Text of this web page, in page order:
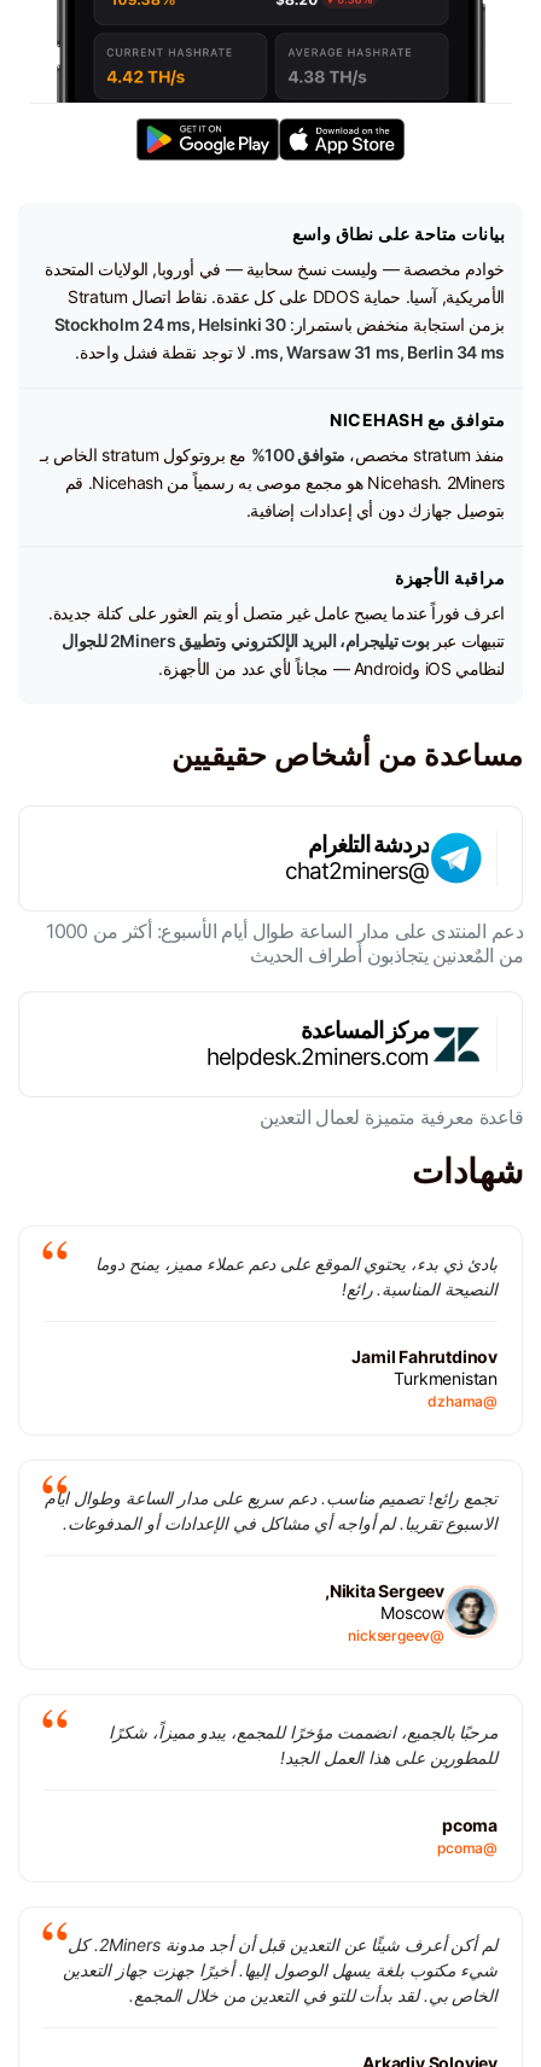
بيانات متاحة على نطاق واسع
خوادم مخصصة — وليست نسخ سحابية — في أوروبا, الولايات المتحدة
الأمريكية, آسيا. حماية DDOS على كل عقدة. نقاط اتصال Stratum
بزمن استجابة منخفض باستمرار:Stockholm 24 ms, Helsinki 30
ms, Warsaw 31 ms, Berlin 34 ms. لا توجد نقطة فشل واحدة.
متوافق مع NICEHASH
منفذ stratum مخصص،
متوافق 100%
مع بروتوكول stratum الخاص بـ
Nicehash. 2Miners هو مجمع موصى به رسمياً من Nicehash. قم
بتوصيل جهازك دون أي إعدادات إضافية.
مراقبة الأجهزة
اعرف فوراً عندما يصبح عامل غير متصل أو يتم العثور على كتلة جديدة.
تنبيهات عبربوت تيليجرام، البريد الإلكتروني وتطبيق 2Miners للجوال
لنظامي iOS وAndroid — مجاناً لأي عدد من الأجهزة.
مساعدة من أشخاص حقيقيين
دردشة التلغرام
@chat2miners
دعم المنتدى على مدار الساعة طوال أيام الأسبوع: أكثر من 1000
من المٌعدنين يتجاذبون أطراف الحديث
مركز المساعدة
helpdesk.2miners.com
قاعدة معرفية متميزة لعمال التعدين
شهادات
بادئ ذي بدء، يحتوي الموقع على دعم عملاء مميز، يمنح دوما
النصيحة المناسبة. رائع!
Jamil Fahrutdinov
Turkmenistan
@dzhama
تجمع رائع! تصميم مناسب. دعم سريع على مدار الساعة وطوال ايام
الاسبوع تقريبا. لم أواجه أي مشاكل في الإعدادات أو المدفوعات.
Nikita Sergeev,
Moscow
@nicksergeev
مرحبًا بالجميع، انضممت مؤخرًا للمجمع، يبدو مميزاً، شكرًا
للمطورين على هذا العمل الجيد!
pcoma
@pcoma
لم أكن أعرف شيئًا عن التعدين قبل أن أجد مدونة 2Miners. كل
شيء مكتوب بلغة يسهل الوصول إليها. أخيرًا جهزت جهاز التعدين
الخاص بي. لقد بدأت للتو في التعدين من خلال المجمع.
Arkadiy Soloviev